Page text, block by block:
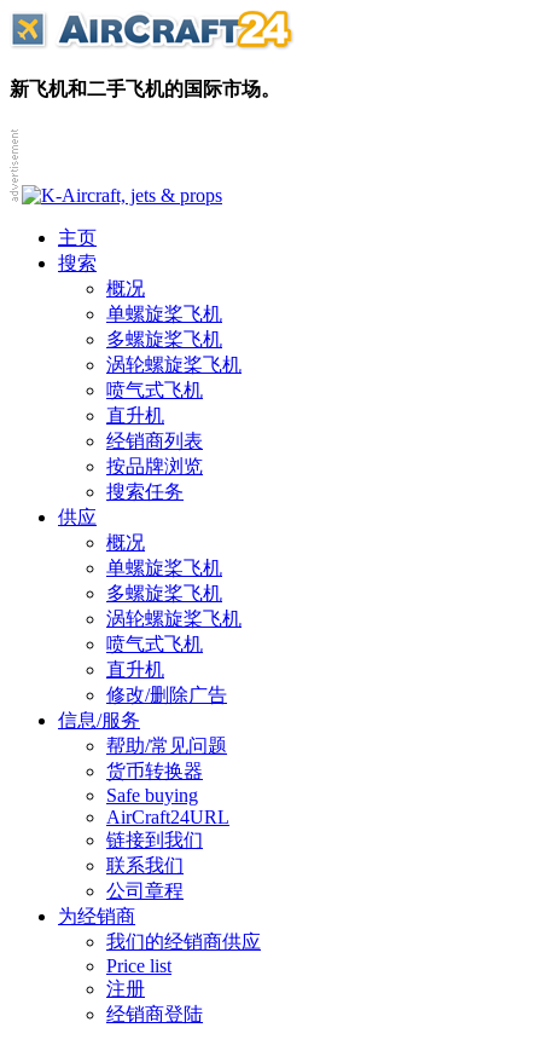
新飞机和二手飞机的国际市场。
主页
搜索
概况
单螺旋桨飞机
多螺旋桨飞机
涡轮螺旋桨飞机
喷气式飞机
直升机
经销商列表
按品牌浏览
搜索任务
供应
概况
单螺旋桨飞机
多螺旋桨飞机
涡轮螺旋桨飞机
喷气式飞机
直升机
修改/删除广告
信息/服务
帮助/常见问题
货币转换器
Safe buying
AirCraft24URL
链接到我们
联系我们
公司章程
为经销商
我们的经销商供应
Price list
注册
经销商登陆